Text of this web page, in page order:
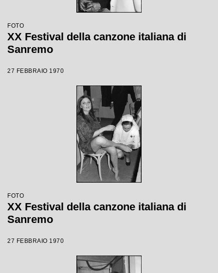
FOTO
XX Festival della canzone italiana di
Sanremo
27 FEBBRAIO 1970
FOTO
XX Festival della canzone italiana di
Sanremo
27 FEBBRAIO 1970